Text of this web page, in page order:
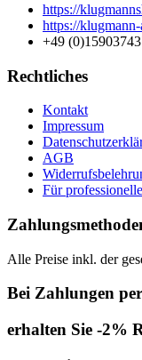
https://
https://
+49
Rechtliches
Kontakt
Impressum
AGB
Für
Alle Preise inkl. der
Bei Zahlungen
erhalten Sie -2%